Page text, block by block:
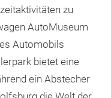
zu
AutoMuseum
Automobils
bietet eine
ein Abstecher